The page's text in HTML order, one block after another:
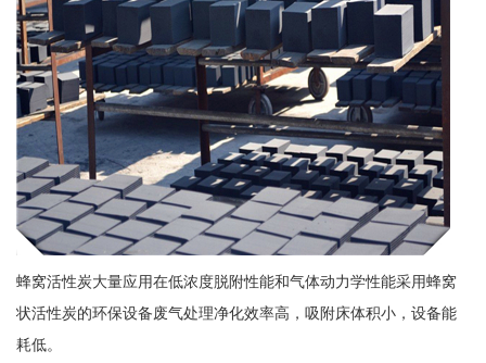
蜂窝活性炭大量应用在低浓度脱附性能和气体动力学性能采用蜂窝
状活性炭的环保设备废气处理净化效率高，吸附床体积小，设备能
耗低。